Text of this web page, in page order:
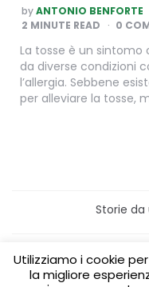
POSTED
BY
byANTONIO BENFORTE
2 MINUTE READ 0
La tosse è un
da diverse condizioni
l’allergia. Sebbene
per alleviare la tosse,
Storie
Home
Green content
Utilizziamo i cookie
la migliore